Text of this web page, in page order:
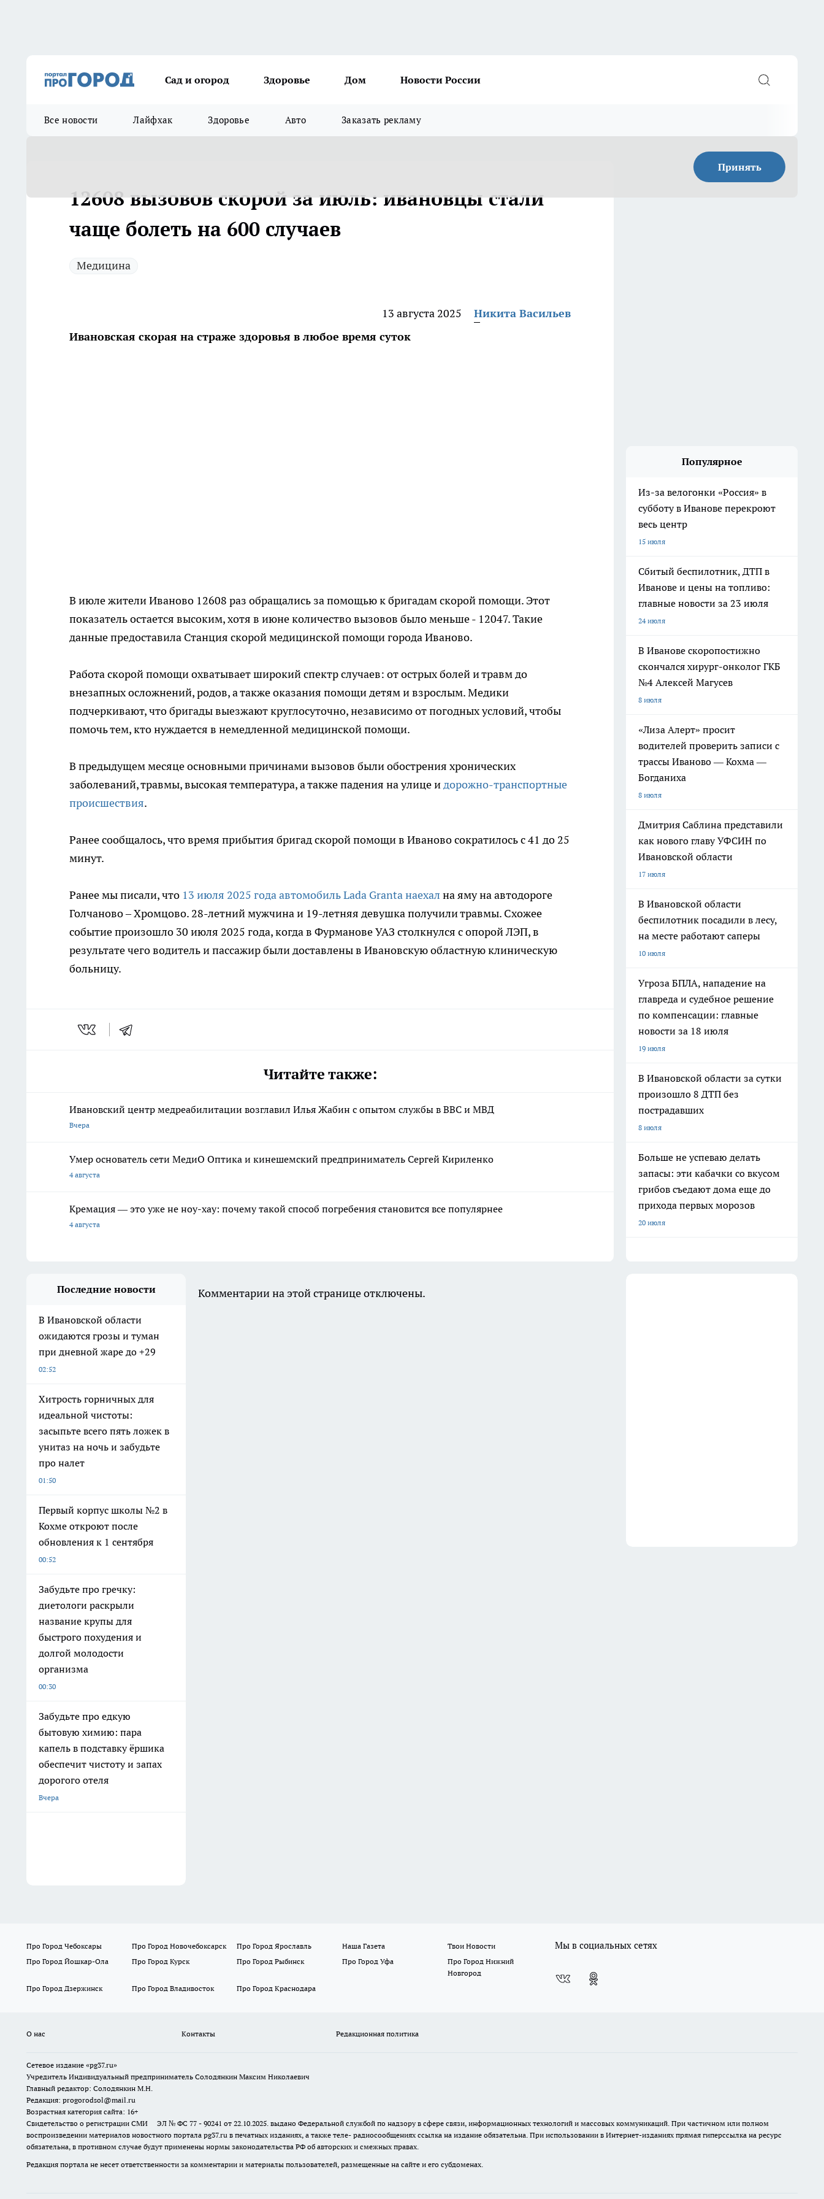
Сад и огород Здоровье Дом Новости России
Все новости Лайфхак Здоровье Авто Заказать рекламу
Принять
12608 вызовов скорой за июль: ивановцы стали
чаще болеть на 600 случаев
Медицина
13 августа 2025
Никита Васильев
Ивановская скорая на страже здоровья в любое время суток
В июле жители Иваново 12608 раз обращались за помощью к бригадам скорой помощи. Этот
показатель остается высоким, хотя в июне количество вызовов было меньше - 12047. Такие
данные предоставила Станция скорой медицинской помощи города Иваново.
Работа скорой помощи охватывает широкий спектр случаев: от острых болей и травм до
внезапных осложнений, родов, а также оказания помощи детям и взрослым. Медики
подчеркивают, что бригады выезжают круглосуточно, независимо от погодных условий, чтобы
помочь тем, кто нуждается в немедленной медицинской помощи.
В предыдущем месяце основными причинами вызовов были обострения хронических
заболеваний, травмы, высокая температура, а также падения на улице идорожно-транспортные
происшествия.
Ранее сообщалось, что время прибытия бригад скорой помощи в Иваново сократилось с 41 до 25
минут.
Ранее мы писали, что 13 июля 2025 года автомобиль Lada Granta наехал на яму на автодороге
Голчаново – Хромцово. 28-летний мужчина и 19-летняя девушка получили травмы. Схожее
событие произошло 30 июля 2025 года, когда в Фурманове УАЗ столкнулся с опорой ЛЭП, в
результате чего водитель и пассажир были доставлены в Ивановскую областную клиническую
больницу.
Читайте также:
Ивановский центр медреабилитации возглавил Илья Жабин с опытом службы в ВВС и МВД
Вчера
Умер основатель сети МедиО Оптика и кинешемский предприниматель Сергей Кириленко
4 августа
Кремация — это уже не ноу-хау: почему такой способ погребения становится все популярнее
4 августа
Популярное
Из-за велогонки «Россия» в
субботу в Иванове перекроют
весь центр
15 июля
Сбитый беспилотник, ДТП в
Иванове и цены на топливо:
главные новости за 23 июля
24 июля
В Иванове скоропостижно
скончался хирург-онколог ГКБ
№4 Алексей Магусев
8 июля
«Лиза Алерт» просит
водителей проверить записи с
трассы Иваново — Кохма —
Богданиха
8 июля
Дмитрия Саблина представили
как нового главу УФСИН по
Ивановской области
17 июля
В Ивановской области
беспилотник посадили в лесу,
на месте работают саперы
10 июля
Угроза БПЛА, нападение на
главреда и судебное решение
по компенсации: главные
новости за 18 июля
19 июля
В Ивановской области за сутки
произошло 8 ДТП без
пострадавших
8 июля
Больше не успеваю делать
запасы: эти кабачки со вкусом
грибов съедают дома еще до
прихода первых морозов
20 июля
Последние новости
В Ивановской области
ожидаются грозы и туман
при дневной жаре до +29
02:52
Хитрость горничных для
идеальной чистоты:
засыпьте всего пять ложек в
унитаз на ночь и забудьте
про налет
01:50
Первый корпус школы №2 в
Кохме откроют после
обновления к 1 сентября
00:52
Забудьте про гречку:
диетологи раскрыли
название крупы для
быстрого похудения и
долгой молодости
организма
00:30
Забудьте про едкую
бытовую химию: пара
капель в подставку ёршика
обеспечит чистоту и запах
дорогого отеля
Вчера
Комментарии на этой странице отключены.
Про Город Чебоксары Про Город Новочебоксарск Про Город Ярославль Наша Газета
Твои Новости
Про Город Йошкар-Ола
Про Город Курск Про Город Рыбинск Про Город Уфа
Про Город Нижний
Новгород
Про Город Дзержинск
Про Город Владивосток Про Город Краснодара
Мы в социальных сетях
О нас Контакты Редакционная политика
Сетевое издание «pg37.ru»
Учредитель Индивидуальный предприниматель Солодянкин Максим Николаевич
Главный редактор: Солодянкин М.Н.
Редакция: progorodsol@mail.ru
Возрастная категория сайта: 16+
Свидетельство о регистрации СМИ ЭЛ № ФС 77 - 90241 от 22.10.2025. выдано Федеральной службой по надзору в сфере связи, информационных технологий и массовых коммуникаций. При частичном или полном
воспроизведении материалов новостного портала pg37.ru в печатных изданиях, а также теле- радиосообщениях ссылка на издание обязательна. При использовании в Интернет-изданиях прямая гиперссылка на ресурс
обязательна, в противном случае будут применены нормы законодательства РФ об авторских и смежных правах.
Редакция портала не несет ответственности за комментарии и материалы пользователей, размещенные на сайте и его субдоменах.